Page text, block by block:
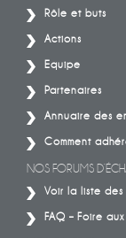
Rôle et buts
Actions
Equipe
Partenaires
Annuaire des
Comment
NOS FORUMS
Voir la liste des
FAQ – Foire